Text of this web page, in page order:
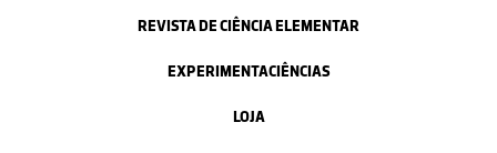
REVISTA DE CIÊNCIA ELEMENTAR
EXPERIMENTACIÊNCIAS
LOJA